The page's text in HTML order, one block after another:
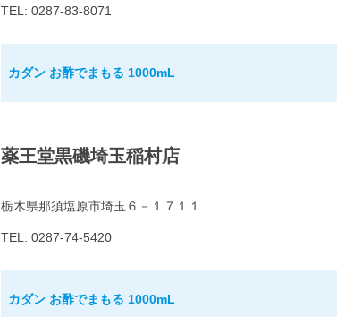
TEL: 0287-83-8071
カダン お酢でまもる 1000mL
薬王堂黒磯埼玉稲村店
栃木県那須塩原市埼玉６－１７１１
TEL: 0287-74-5420
カダン お酢でまもる 1000mL